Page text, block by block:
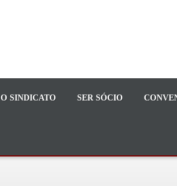
O SINDICATO SER SÓCIO